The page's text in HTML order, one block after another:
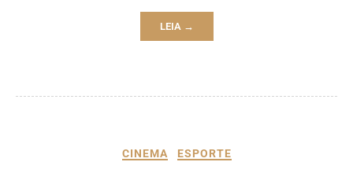
LEIA →
CINEMA ESPORTE